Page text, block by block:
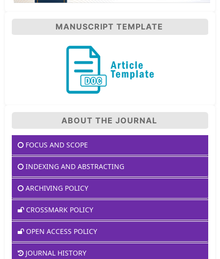
MANUSCRIPT TEMPLATE
ABOUT THE JOURNAL
FOCUS AND SCOPE
INDEXING AND ABSTRACTING
ARCHIVING POLICY
CROSSMARK POLICY
OPEN ACCESS POLICY
JOURNAL HISTORY